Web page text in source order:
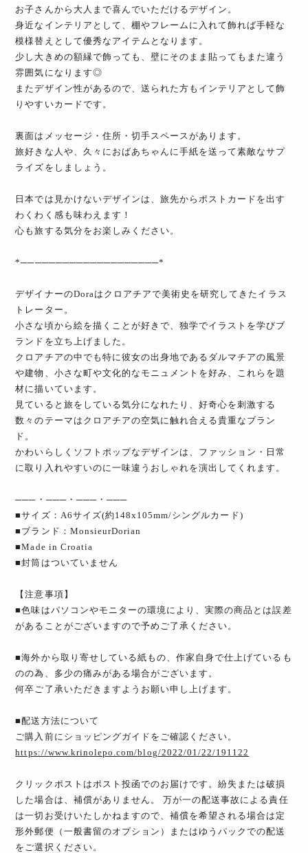
お子さんから大人まで喜んでいただけるデザイン。
身近なインテリアとして、棚やフレームに入れて飾れば手軽な
模様替えとして優秀なアイテムとなります。
少し大きめの額縁で飾っても、壁にそのまま貼ってもまた違う
雰囲気になります◎
またデザイン性があるので、送られた方もインテリアとして飾
りやすいカードです。
裏面はメッセージ・住所・切手スペースがあります。
旅好きな人や、久々におばあちゃんに手紙を送って素敵なサプ
ライズをしましょう。
日本では見かけないデザインは、旅先からポストカードを出す
わくわく感も味わえます！
心も旅する気分をお楽しみください。
*────────────────────*
デザイナーのDoraはクロアチアで美術史を研究してきたイラス
トレーター。
小さな頃から絵を描くことが好きで、独学でイラストを学びブ
ランドを立ち上げました。
クロアチアの中でも特に彼女の出身地であるダルマチアの風景
や建物、小さな町や文化的なモニュメントを好み、これらを題
材に描いています。
見ていると旅をしている気分になれたり、好奇心を刺激する
数々のテーマはクロアチアの空気に触れ合える貴重なブラン
ド。
かわいらしくソフトポップなデザインは、ファッション・日常
に取り入れやすいのに一味違うおしゃれを演出してくれます。
───・───・───・───
■サイズ：A6サイズ(約148x105mm/シングルカード)
■ブランド：MonsieurDorian
■Made in Croatia
■封筒はついていません
【注意事項】
■色味はパソコンやモニターの環境により、実際の商品とは誤差
があることがございますので予めご了承ください。
■海外から取り寄せしている紙もの、作家自身で仕上げているも
のの為、多少の痛みがある場合がございます。
何卒ご了承いただきますようお願い申し上げます。
■配送方法について
ご購入前にショッピングガイドをご確認ください。
https://www.krinolepo.com/blog/2022/01/22/191122
クリックポストはポスト投函でのお届けです。紛失または破損
した場合は、補償がありません。 万が一の配送事故による責任
は一切お受けいたしかねますので、補償を希望される場合は定
形外郵便（一般書留のオプション）またはゆうパックでの配送
をご選択ください。